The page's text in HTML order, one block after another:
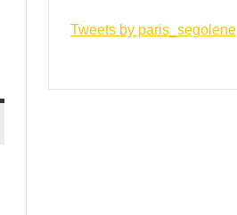
Tweets by paris_segolene